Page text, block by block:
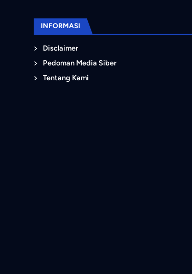
INFORMASI
Disclaimer
Pedoman Media Siber
Tentang Kami